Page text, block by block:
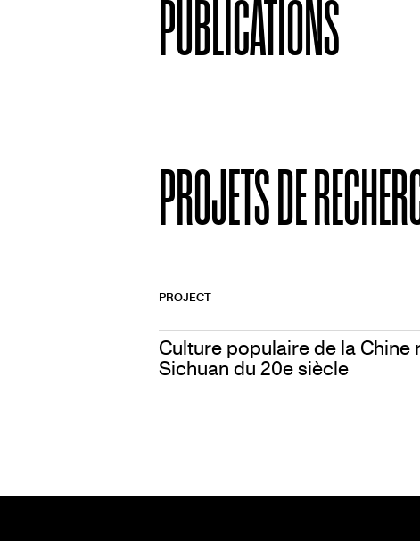
PUBLICATIONS
PROJETS DE
PROJECT
Culture populaire de la Chine
Sichuan du 20e siècle